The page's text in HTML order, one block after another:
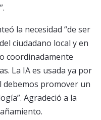
la necesidad “de ser
ciudadano local y en
coordinadamente
La IA es usada ya por
debemos promover un
Agradeció a la